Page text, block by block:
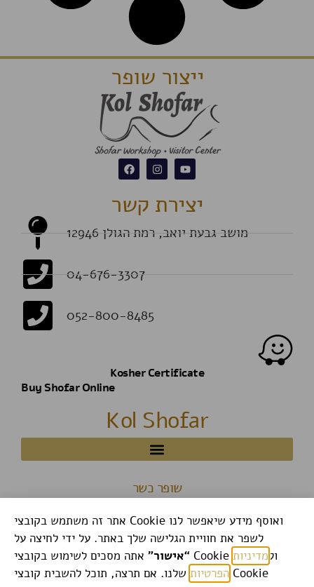
ייצור שופר
יצירת קשר
מושב גבעת יואב, רמת הגולן 12946
04-676-3307
052-800-8485
Kosher Certificate
Buy Shofar Online
Kol Shofar
שופר כשר
אתר זה משתמש בקובצי Cookie ואוסף מידע שיאפשר לנו
לשפר את חוויית הגלישה שלך באתר. על ידי לחיצה על
“אישור”
אתה מסכים לשימוש בקובצי Cookie ולמדיניות
הפרטיות שלנו. אם תרצה, תוכל להשבית קובצי Cookie